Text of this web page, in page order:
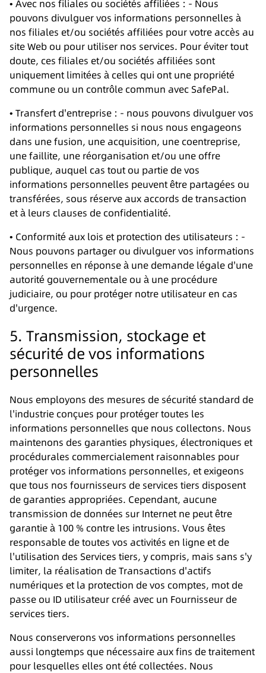
• Avec nos filiales ou sociétés affiliées : - Nous
pouvons divulguer vos informations personnelles à
nos filiales et/ou sociétés affiliées pour votre accès au
site Web ou pour utiliser nos services. Pour éviter tout
doute, ces filiales et/ou sociétés affiliées sont
uniquement limitées à celles qui ont une propriété
commune ou un contrôle commun avec SafePal.
• Transfert d'entreprise : - nous pouvons divulguer vos
informations personnelles si nous nous engageons
dans une fusion, une acquisition, une coentreprise,
une faillite, une réorganisation et/ou une offre
publique, auquel cas tout ou partie de vos
informations personnelles peuvent être partagées ou
transférées, sous réserve aux accords de transaction
et à leurs clauses de confidentialité.
• Conformité aux lois et protection des utilisateurs : -
Nous pouvons partager ou divulguer vos informations
personnelles en réponse à une demande légale d'une
autorité gouvernementale ou à une procédure
judiciaire, ou pour protéger notre utilisateur en cas
d'urgence.
5. Transmission, stockage et
sécurité de vos informations
personnelles
Nous employons des mesures de sécurité standard de
l'industrie conçues pour protéger toutes les
informations personnelles que nous collectons. Nous
maintenons des garanties physiques, électroniques et
procédurales commercialement raisonnables pour
protéger vos informations personnelles, et exigeons
que tous nos fournisseurs de services tiers disposent
de garanties appropriées. Cependant, aucune
transmission de données sur Internet ne peut être
garantie à 100 % contre les intrusions. Vous êtes
responsable de toutes vos activités en ligne et de
l'utilisation des Services tiers, y compris, mais sans s'y
limiter, la réalisation de Transactions d'actifs
numériques et la protection de vos comptes, mot de
passe ou ID utilisateur créé avec un Fournisseur de
services tiers.
Nous conserverons vos informations personnelles
aussi longtemps que nécessaire aux fins de traitement
pour lesquelles elles ont été collectées. Nous